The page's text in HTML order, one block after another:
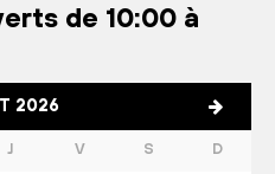
de 10:00 à
2026
J V S D